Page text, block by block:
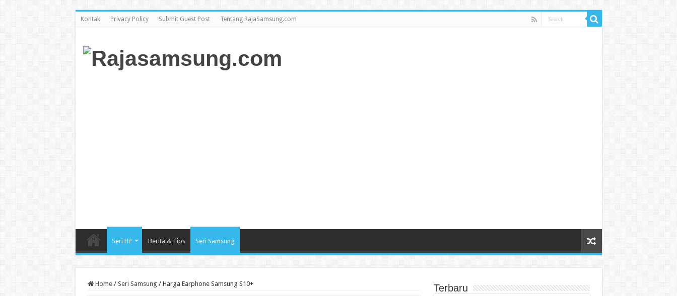
Kontak Privacy Policy Submit Guest Post Tentang RajaSamsung.com
Seri HP Berita & Tips Seri Samsung
Home / Seri Samsung / Harga Earphone Samsung S10+ Terbaru